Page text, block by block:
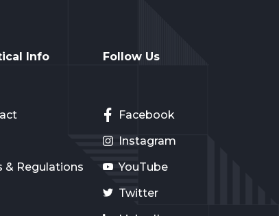
Info
& Regulations
Follow Us
Facebook
Instagram
YouTube
Twitter